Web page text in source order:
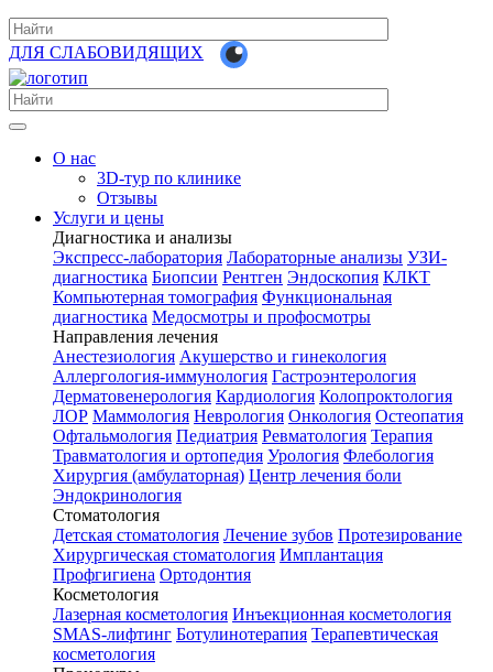
ДЛЯ СЛАБОВИДЯЩИХ
О нас
3D-тур по клинике
Отзывы
Услуги и цены
Диагностика и анализы
Экспресс-лаборатория Лабораторные анализы УЗИ-
диагностика Биопсии Рентген Эндоскопия КЛКТ
Компьютерная томография Функциональная
диагностика Медосмотры и профосмотры
Направления лечения
Анестезиология Акушерство и гинекология
Аллергология-иммунология Гастроэнтерология
Дерматовенерология Кардиология Колопроктология
ЛОР Маммология Неврология Онкология Остеопатия
Офтальмология Педиатрия Ревматология Терапия
Травматология и ортопедия Урология Флебология
Хирургия (амбулаторная) Центр лечения боли
Эндокринология
Стоматология
Детская стоматология Лечение зубов Протезирование
Хирургическая стоматология Имплантация
Профгигиена Ортодонтия
Косметология
Лазерная косметология Инъекционная косметология
SMAS-лифтинг Ботулинотерапия Терапевтическая
косметология